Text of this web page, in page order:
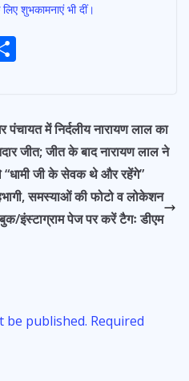
शुभकामनाएं भी दीं।
e
पंचायत में निर्दलीय नारायण लाल का
जीत; जीत के बाद नारायण लाल ने
“धामी जी के सेवक थे और रहेंगे”
समस्याओं की फोटो व लोकेशन
इंस्टाग्राम पेज पर करें टैगः डीएम
be published. Required